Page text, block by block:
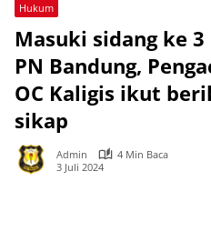
Hukum
Masuki sidang ke
PN Bandung,
OC Kaligis ikut
sikap
Admin
4 Min Baca
3 Juli 2024